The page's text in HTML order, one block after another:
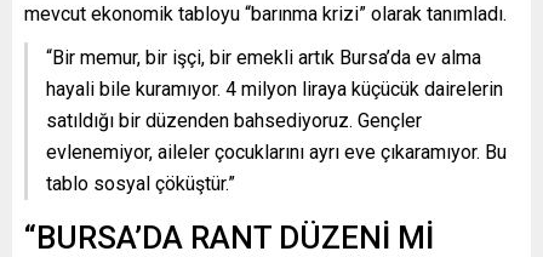
mevcut ekonomik tabloyu “barınma krizi” olarak tanımladı.
“Bir memur, bir işçi, bir emekli artık Bursa’da ev alma
hayali bile kuramıyor. 4 milyon liraya küçücük dairelerin
satıldığı bir düzenden bahsediyoruz. Gençler
evlenemiyor, aileler çocuklarını ayrı eve çıkaramıyor. Bu
tablo sosyal çöküştür.”
“BURSA’DA RANT DÜZENİ Mİ